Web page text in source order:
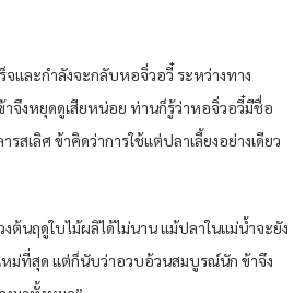
และกำลังจะกลับหอจิ่วอวี๋ ระหว่างทาง
าจึงหยุดดูเสียหน่อย ท่านก็รู้ว่าหอจิ่วอวี๋มีชื่อ
รสเลิศ ข้าคิดว่าการใช้แต่ปลาเลี้ยงอย่างเดียว
ต้นฤดูใบไม้ผลิได้ไม่นาน แม้ปลาในแม่น้ำจะยัง
หม่ที่สุด แต่ก็นับว่าอวบอ้วนสมบูรณ์นัก ข้าจึง